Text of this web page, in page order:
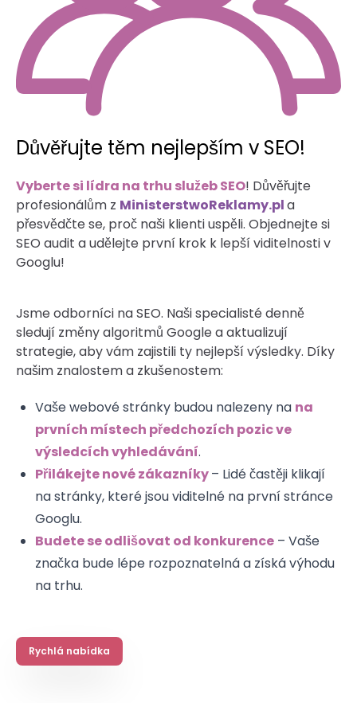
Důvěřujte těm nejlepším v SEO!
Vyberte si lídra na trhu služeb SEO! Důvěřujte
profesionálům z MinisterstwoReklamy.pla
přesvědčte se, proč naši klienti uspěli. Objednejte si
SEO audit a udělejte první krok k lepší viditelnosti v
Googlu!
Jsme odborníci na SEO. Naši specialisté denně
sledují změny algoritmů Google a aktualizují
strategie, aby vám zajistili ty nejlepší výsledky. Díky
našim znalostem a zkušenostem:
Vaše webové stránky budou nalezeny na na
prvních místech předchozích pozic ve
výsledcích vyhledávání.
Přilákejte nové zákazníky– Lidé častěji klikají
na stránky, které jsou viditelné na první stránce
Googlu.
Budete se odlišovat od konkurence – Vaše
značka bude lépe rozpoznatelná a získá výhodu
na trhu.
Rychlá nabídka